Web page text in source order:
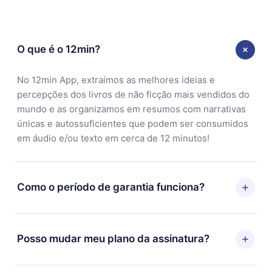
O que é o 12min?
No 12min App, extraímos as melhores ideias e
percepções dos livros de não ficção mais vendidos do
mundo e as organizamos em resumos com narrativas
únicas e autossuficientes que podem ser consumidos
em áudio e/ou texto em cerca de 12 minutos!
Como o período de garantia funciona?
Você pode baixar nosso aplicativo e começar a
aproveitar nossa biblioteca. Se por algum motivo não
ficar satisfeito com nossa plataforma, basta entrar em
Posso mudar meu plano da assinatura?
Sim, mas a mudança só se aplicará a partir do próximo